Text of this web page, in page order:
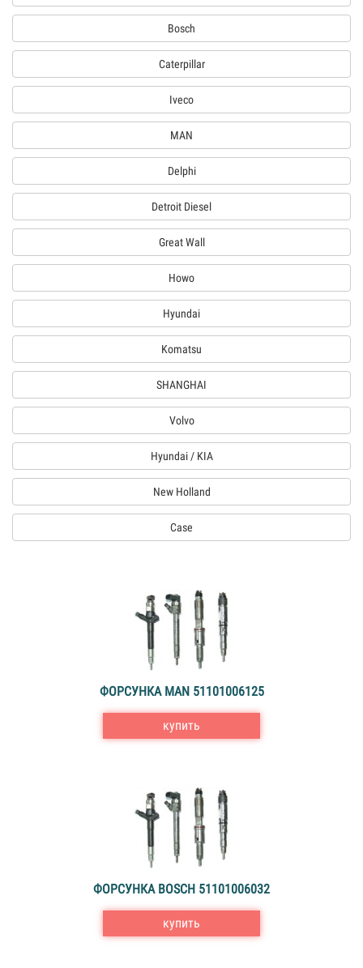
Bosch
Caterpillar
Iveco
MAN
Delphi
Detroit Diesel
Great Wall
Howo
Hyundai
Komatsu
SHANGHAI
Volvo
Hyundai / KIA
New Holland
Case
ФОРСУНКА MAN 51101006125
купить
ФОРСУНКА BOSCH 51101006032
купить